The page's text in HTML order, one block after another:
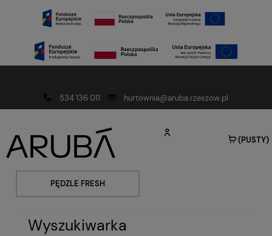
534 136 011
hurtownia@aruba.rzeszow.pl
(PUSTY)
PĘDZLE FRESH
Wyszukiwarka